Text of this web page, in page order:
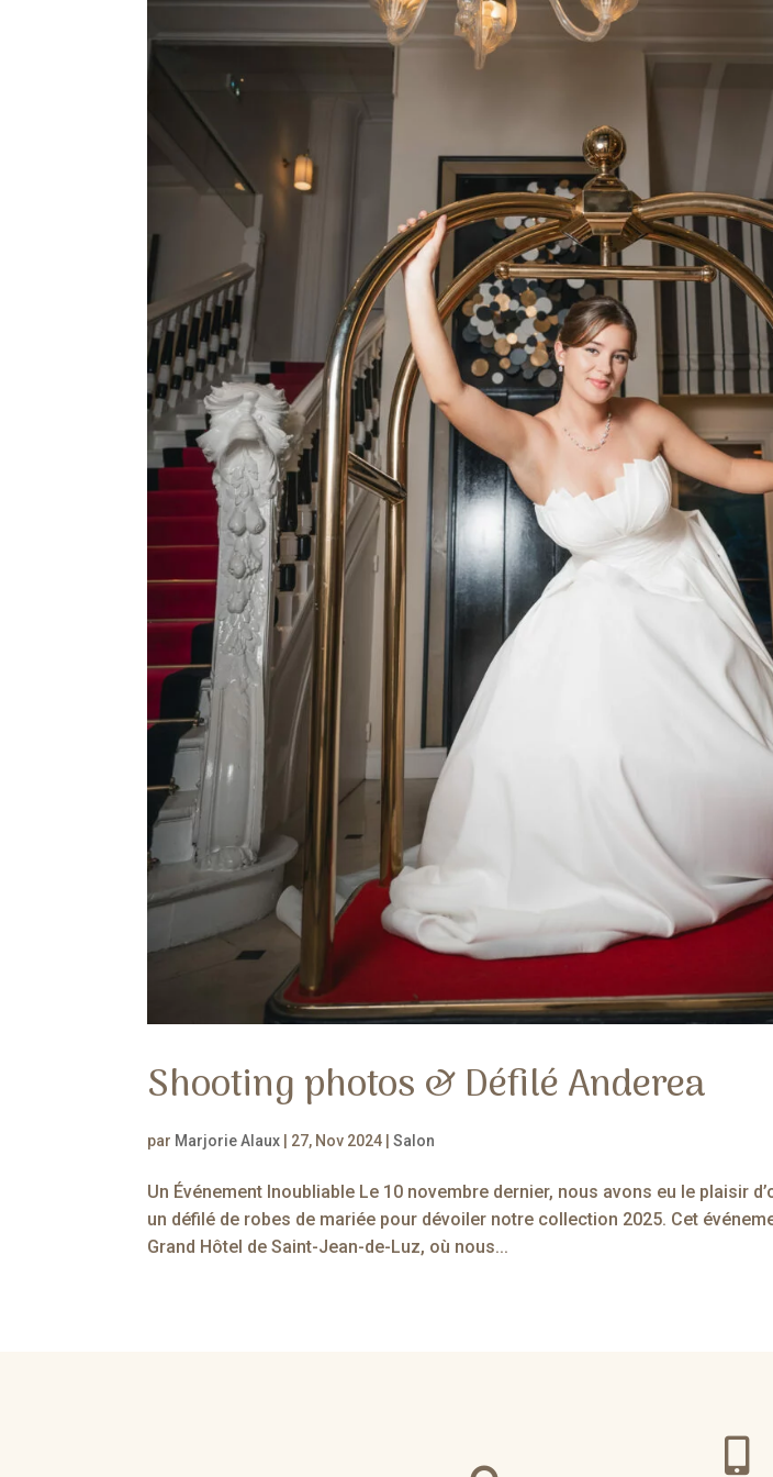
Shooting photos & Défilé Anderea
par Marjorie Alaux 27, Nov 2024 |Salon
Un Événement Inoubliable Le 10 novembre dernier, nous avons eu le plaisir
un défilé de robes de mariée pour dévoiler notre collection 2025. Cet
Grand Hôtel de Saint-Jean-de-Luz, où nous...
